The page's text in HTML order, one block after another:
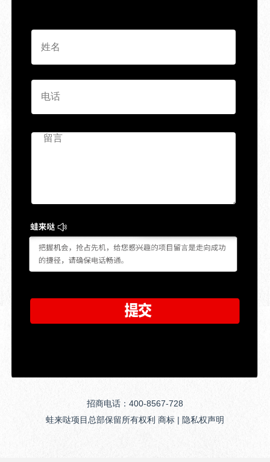
招商电话：400-8567-728
蛙来哒项目总部保留所有权利 商标 | 隐私权声明